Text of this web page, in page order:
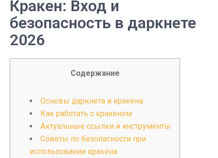
Кракен: Вход и
безопасность в даркнете
2026
Содержание
Основы даркнета и кракена
Как работать с кракеном
Актуальные ссылки и инструменты
Советы по безопасности при
использовании кракена